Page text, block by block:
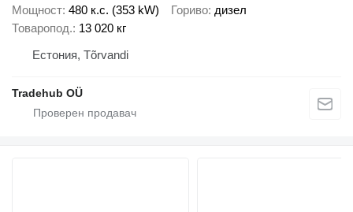
Мощност 480 к.с. (353 kW) Гориво дизел
Товаропод. 13 020 кг
Естония, Tõrvandi
Tradehub OÜ